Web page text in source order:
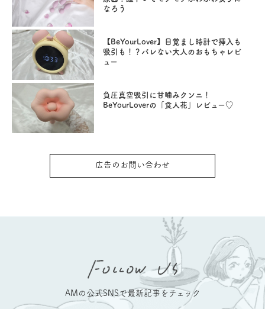
なろう
【BeYourLover】目覚まし時計で挿入も
吸引も！？バレない大人のおもちゃレビ
ュー
負圧真空吸引に甘噛みクンニ！
BeYourLoverの「食人花」レビュー♡
広告のお問い合わせ
AMの公式SNSで最新記事をチェック